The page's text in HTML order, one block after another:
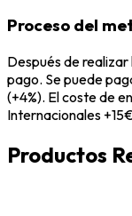
Proceso del
Después de
pago. Se puede
(+4%). El coste de
Internacionales
Productos